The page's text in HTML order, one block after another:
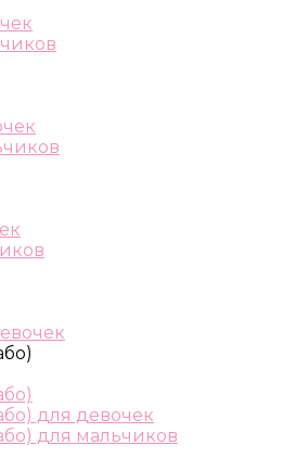
для девочек
для мальчиков